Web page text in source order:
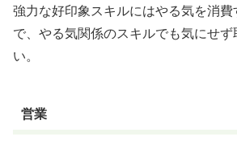
強力な好印象スキルにはやる気を消
で、やる気関係のスキルでも気にせ
い。
営業